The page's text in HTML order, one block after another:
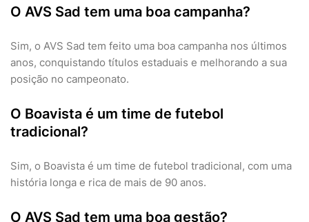
O AVS Sad tem uma boa campanha?
Sim, o AVS Sad tem feito uma boa campanha nos últimos
anos, conquistando títulos estaduais e melhorando a sua
posição no campeonato.
O Boavista é um time de futebol
tradicional?
Sim, o Boavista é um time de futebol tradicional, com uma
história longa e rica de mais de 90 anos.
O AVS Sad tem uma boa gestão?